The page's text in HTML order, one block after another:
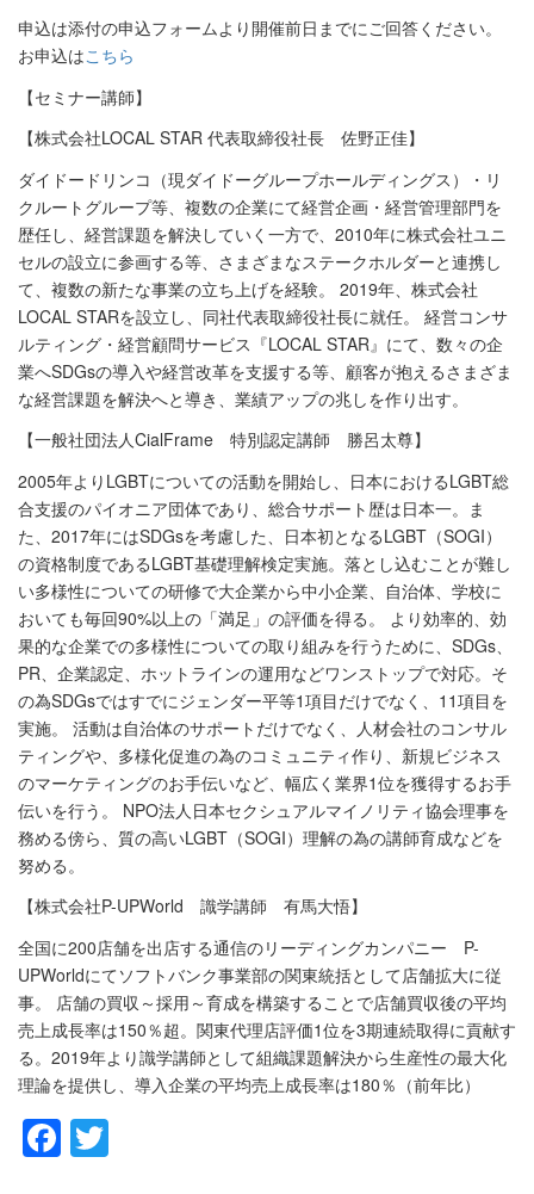
申込は添付の申込フォームより開催前日までにご回答ください。
お申込はこちら
【セミナー講師】
【株式会社LOCAL STAR 代表取締役社長 佐野正佳】
ダイドードリンコ（現ダイドーグループホールディングス）・リ
クルートグループ等、複数の企業にて経営企画・経営管理部門を
歴任し、経営課題を解決していく一方で、2010年に株式会社ユニ
セルの設立に参画する等、さまざまなステークホルダーと連携し
て、複数の新たな事業の立ち上げを経験。 2019年、株式会社
LOCAL STARを設立し、同社代表取締役社長に就任。 経営コンサ
ルティング・経営顧問サービス『LOCAL STAR』にて、数々の企
業へSDGsの導入や経営改革を支援する等、顧客が抱えるさまざま
な経営課題を解決へと導き、業績アップの兆しを作り出す。
【一般社団法人CialFrame 特別認定講師 勝呂太尊】
2005年よりLGBTについての活動を開始し、日本におけるLGBT総
合支援のパイオニア団体であり、総合サポート歴は日本一。ま
た、2017年にはSDGsを考慮した、日本初となるLGBT（SOGI）
の資格制度であるLGBT基礎理解検定実施。落とし込むことが難し
い多様性についての研修で大企業から中小企業、自治体、学校に
おいても毎回90%以上の「満足」の評価を得る。 より効率的、効
果的な企業での多様性についての取り組みを行うために、SDGs、
PR、企業認定、ホットラインの運用などワンストップで対応。そ
の為SDGsではすでにジェンダー平等1項目だけでなく、11項目を
実施。 活動は自治体のサポートだけでなく、人材会社のコンサル
ティングや、多様化促進の為のコミュニティ作り、新規ビジネス
のマーケティングのお手伝いなど、幅広く業界1位を獲得するお手
伝いを行う。 NPO法人日本セクシュアルマイノリティ協会理事を
務める傍ら、質の高いLGBT（SOGI）理解の為の講師育成などを
努める。
【株式会社P-UPWorld 識学講師 有馬大悟】
全国に200店舗を出店する通信のリーディングカンパニー P-
UPWorldにてソフトバンク事業部の関東統括として店舗拡大に従
事。 店舗の買収～採用～育成を構築することで店舗買収後の平均
売上成長率は150％超。関東代理店評価1位を3期連続取得に貢献す
る。2019年より識学講師として組織課題解決から生産性の最大化
理論を提供し、導入企業の平均売上成長率は180％（前年比）
Facebook